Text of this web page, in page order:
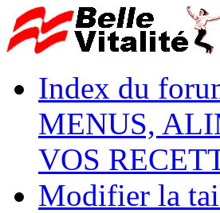
Index du
MENUS,
VOS
Modifier la